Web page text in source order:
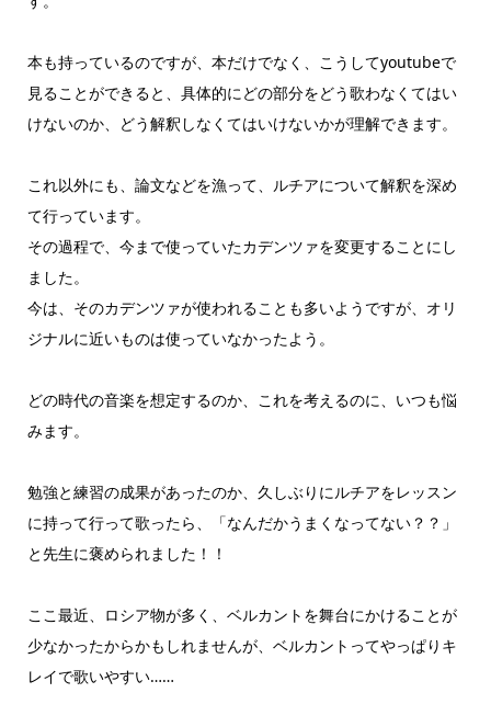
本も持っているのですが、本だけでなく、こうしてyoutubeで
見ることができると、具体的にどの部分をどう歌わなくてはい
けないのか、どう解釈しなくてはいけないかが理解できます。
これ以外にも、論文などを漁って、ルチアについて解釈を深め
て行っています。
その過程で、今まで使っていたカデンツァを変更することにし
ました。
今は、そのカデンツァが使われることも多いようですが、オリ
ジナルに近いものは使っていなかったよう。
どの時代の音楽を想定するのか、これを考えるのに、いつも悩
みます。
勉強と練習の成果があったのか、久しぶりにルチアをレッスン
に持って行って歌ったら、「なんだかうまくなってない？？」
と先生に褒められました！！
ここ最近、ロシア物が多く、ベルカントを舞台にかけることが
少なかったからかもしれませんが、ベルカントってやっぱりキ
レイで歌いやすい……